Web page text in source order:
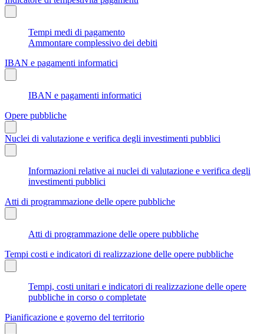
Tempi medi di pagamento
Ammontare complessivo dei debiti
IBAN e pagamenti informatici
IBAN e pagamenti informatici
Opere pubbliche
Nuclei di valutazione e verifica degli investimenti pubblici
Informazioni relative ai nuclei di valutazione e verifica degli
investimenti pubblici
Atti di programmazione delle opere pubbliche
Atti di programmazione delle opere pubbliche
Tempi costi e indicatori di realizzazione delle opere pubbliche
Tempi, costi unitari e indicatori di realizzazione delle opere
pubbliche in corso o completate
Pianificazione e governo del territorio